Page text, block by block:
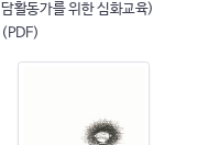
담활동가를 위한 심화교육)
(PDF)